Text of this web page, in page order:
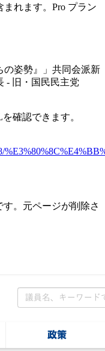
れます。Pro プラン
の姿勢』」共同会派新
- 旧・国民民主党
確認できます。
。元ページが削除さ